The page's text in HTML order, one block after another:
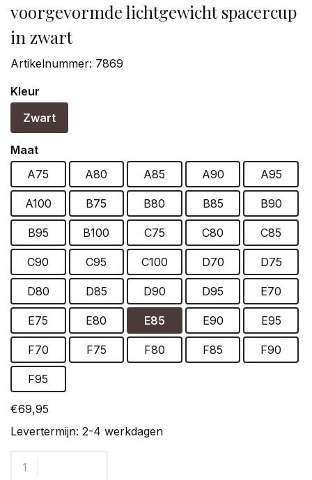
voorgevormde lichtgewicht spacercup
in zwart
Artikelnummer: 7869
Kleur
Zwart
Maat
A75
A80 A85 A90 A95
A100 B75 B80 B85 B90
B95 B100 C75 C80 C85
C90 C95 C100 D70 D75
D80 D85 D90 D95 E70
E75 E80 E85 E90 E95
F70 F75 F80 F85 F90
F95
€69,95
Levertermijn: 2-4 werkdagen